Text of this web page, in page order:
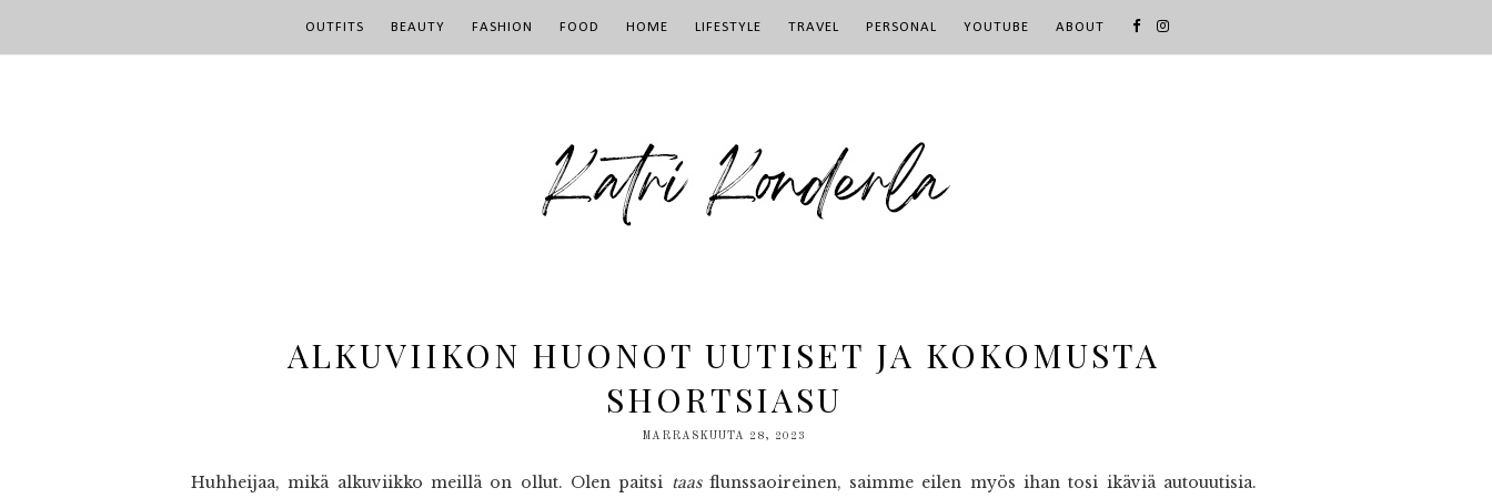
OUTFITS BEAUTY FASHION FOOD HOME LIFESTYLE TRAVEL PERSONAL YOUTUBE ABOUT
ALKUVIIKON HUONOT UUTISET JA KOKOMUSTA
SHORTSIASU
MARRASKUUTA 28, 2023
Huhheijaa, mikä alkuviikko meillä on ollut. Olen paitsi taasflunssaoireinen, saimme eilen myös ihan tosi ikäviä autouutisia.